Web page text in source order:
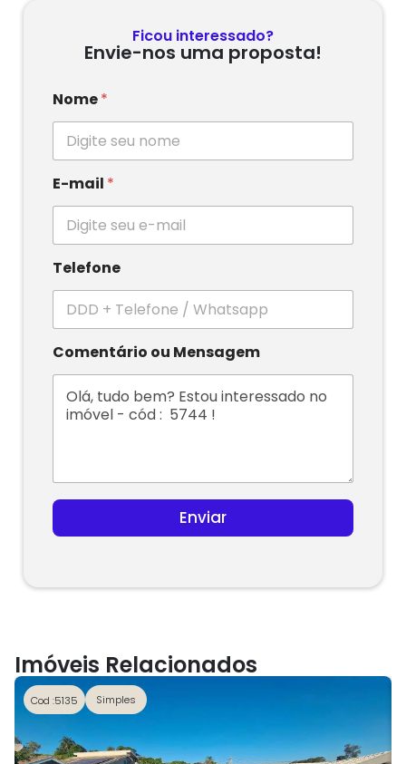
Ficou interessado?
Envie-nos uma proposta!
Nome*
E-mail *
Telefone
Comentário ou Mensagem
Enviar
Imóveis Relacionados
Cod :5135 Simples